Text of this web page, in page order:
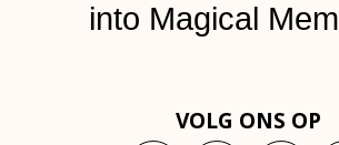
into Magical
VOLG ONS OP